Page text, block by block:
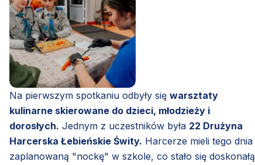
Na pierwszym spotkaniu odbyły się warsztaty
kulinarne skierowane do dzieci, młodzieży i
dorosłych. Jednym z uczestników była 22 Drużyna
Harcerska Łebieńskie Świty. Harcerze mieli tego dnia
zaplanowaną "nockę" w szkole, co stało się doskonałą